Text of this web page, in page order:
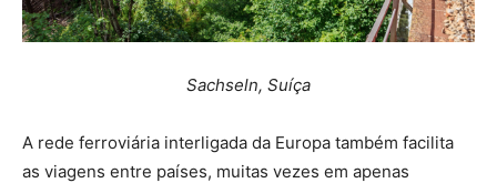
Sachseln, Suíça
A rede ferroviária interligada da Europa também facilita
as viagens entre países, muitas vezes em apenas